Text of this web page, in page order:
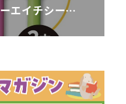
エイチシー…